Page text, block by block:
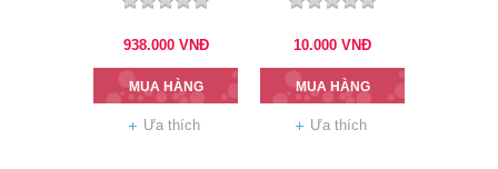
938.000 VNĐ
MUA HÀNG
Ưa thích
10.000 VNĐ
MUA HÀNG
Ưa thích